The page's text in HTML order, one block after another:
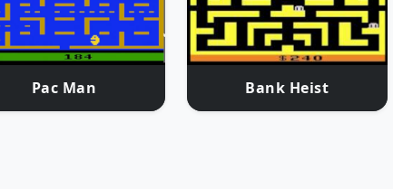
Pac Man Bank Heist